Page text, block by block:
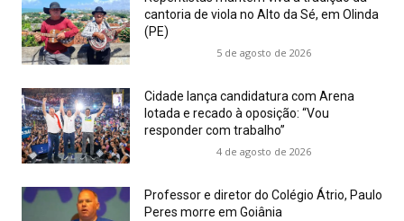
cantoria de viola no Alto da Sé, em Olinda
(PE)
5 de agosto de 2026
Cidade lança candidatura com Arena
lotada e recado à oposição: “Vou
responder com trabalho”
4 de agosto de 2026
Professor e diretor do Colégio Átrio, Paulo
Peres morre em Goiânia